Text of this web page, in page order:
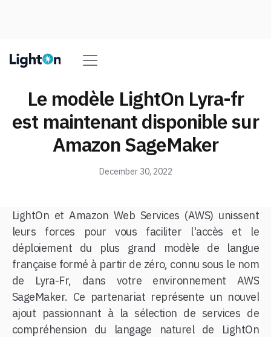
Le modèle LightOn Lyra-fr
est maintenant disponible sur
Amazon SageMaker
December 30, 2022
LightOn et Amazon Web Services (AWS) unissent
leurs forces pour vous faciliter l'accès et le
déploiement du plus grand modèle de langue
française formé à partir de zéro, connu sous le nom
de Lyra-Fr, dans votre environnement AWS
SageMaker. Ce partenariat représente un nouvel
ajout passionnant à la sélection de services de
compréhension du langage naturel de LightOn